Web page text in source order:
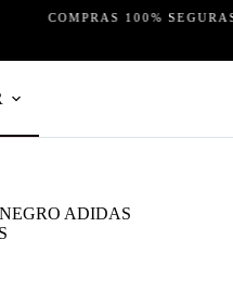
COMPRAS 100% SEGURAS 🔒
ADIDAS